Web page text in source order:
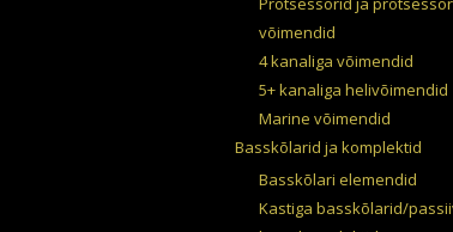
võimendid
4 kanaliga võimendid
5+ kanaliga helivõimendid
Marine võimendid
Basskõlarid ja komplektid
Basskõlari elemendid
Kastiga basskõlarid/